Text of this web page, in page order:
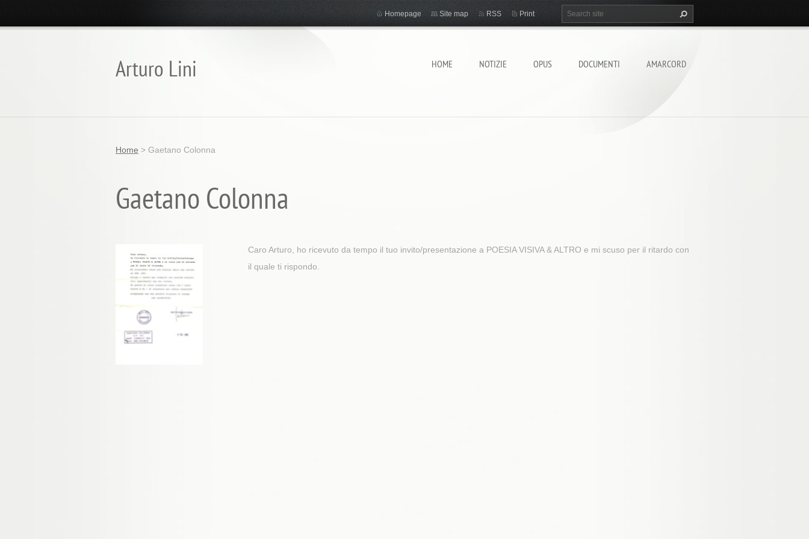
Arturo Lini HOME NOTIZIE OPUS DOCUMENTI AMARCORD
Homepage Site map RSS Print
Home > Gaetano Colonna
Gaetano Colonna
Caro Arturo, ho ricevuto da tempo il tuo invito/presentazione a POESIA VISIVA & ALTRO e mi scuso per il ritardo con
il quale ti rispondo.